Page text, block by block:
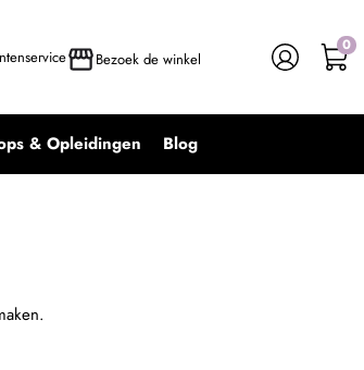
Bezoek de winkel
0
& Opleidingen Blog
+ In winkelwagen